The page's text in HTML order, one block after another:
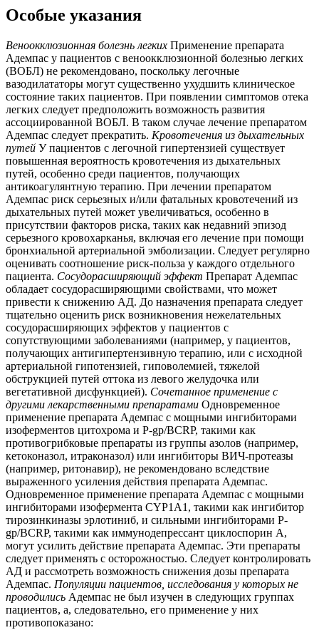
Особые указания
Веноокклюзионная болезнь легких Применение препарата
Адемпас у пациентов с веноокклюзионной болезнью легких
(ВОБЛ) не рекомендовано, поскольку легочные
вазодилататоры могут существенно ухудшить клиническое
состояние таких пациентов. При появлении симптомов отека
легких следует предположить возможность развития
ассоциированной ВОБЛ. В таком случае лечение препаратом
Адемпас следует прекратить. Кровотечения из дыхательных
путей У пациентов с легочной гипертензией существует
повышенная вероятность кровотечения из дыхательных
путей, особенно среди пациентов, получающих
антикоагулянтную терапию. При лечении препаратом
Адемпас риск серьезных и/или фатальных кровотечений из
дыхательных путей может увеличиваться, особенно в
присутствии факторов риска, таких как недавний эпизод
серьезного кровохарканья, включая его лечение при помощи
бронхиальной артериальной эмболизации. Следует регулярно
оценивать соотношение риск-польза у каждого отдельного
пациента. Сосудорасширяющий эффект Препарат Адемпас
обладает сосудорасширяющими свойствами, что может
привести к снижению АД. До назначения препарата следует
тщательно оценить риск возникновения нежелательных
сосудорасширяющих эффектов у пациентов с
сопутствующими заболеваниями (например, у пациентов,
получающих антигипертензивную терапию, или с исходной
артериальной гипотензией, гиповолемией, тяжелой
обструкцией путей оттока из левого желудочка или
вегетативной дисфункцией). Сочетанное применение с
другими лекарственными препаратами Одновременное
применение препарата Адемпас с мощными ингибиторами
изоферментов цитохрома и P-gp/BCRP, такими как
противогрибковые препараты из группы азолов (например,
кетоконазол, итраконазол) или ингибиторы ВИЧ-протеазы
(например, ритонавир), не рекомендовано вследствие
выраженного усиления действия препарата Адемпас.
Одновременное применение препарата Адемпас с мощными
ингибиторами изофермента CYP1A1, такими как ингибитор
тирозинкиназы эрлотиниб, и сильными ингибиторами P-
gp/BCRP, такими как иммунодепрессант циклоспорин А,
могут усилить действие препарата Адемпас. Эти препараты
следует применять с осторожностью. Следует контролировать
АД и рассмотреть возможность снижения дозы препарата
Адемпас. Популяции пациентов, исследования у которых не
проводились Адемпас не был изучен в следующих группах
пациентов, а, следовательно, его применение у них
противопоказано: